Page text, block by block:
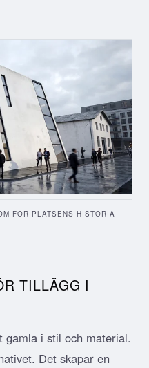
FÖR PLATSENS HISTORIA
TILLÄGG I
gamla i stil och material.
Det skapar en